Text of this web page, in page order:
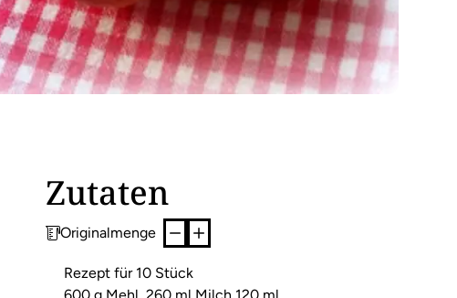
Zutaten
Originalmenge
Rezept für 10 Stück